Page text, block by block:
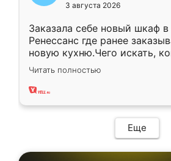
3 августа 2026
Заказала себе новый шкаф в
Ренессанс где ранее
новую кухню.Чего искать,
вполне довольна. Служит
два года, нареканий нет.
Читать полностью
Еще